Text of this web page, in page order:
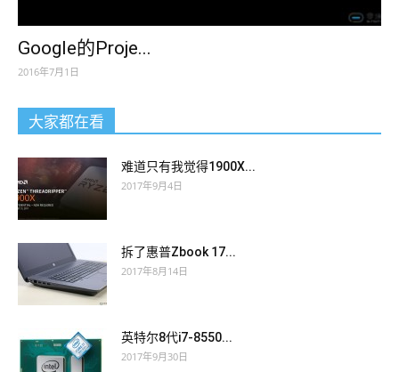
Google的Proje...
2016年7月1日
大家都在看
难道只有我觉得1900X...
2017年9月4日
拆了惠普Zbook 17...
2017年8月14日
英特尔8代i7-8550...
2017年9月30日